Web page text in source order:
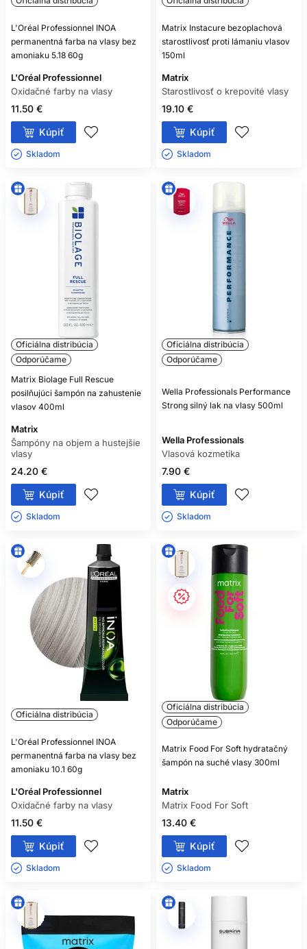
L'Oréal Professionnel INOA
permanentná farba na vlasy bez
amoniaku 5.18 60g
L'Oréal Professionnel
Oxidačné farby na vlasy
11.50 €
Kúpiť
Skladom ㅤ
Matrix Instacure bezoplachová
starostlivosť proti lámaniu vlasov
150ml
Matrix
Starostlivosť o krepovité vlasy
19.10 €
Kúpiť
Skladom ㅤ
Oficiálna distribúcia
Odporúčame
Matrix Biolage Full Rescue
posilňujúci šampón na zahustenie
vlasov 400ml
Matrix
Šampóny na objem a hustejšie
vlasy
24.20 €
Kúpiť
Skladom ㅤ
Oficiálna distribúcia
Odporúčame
Wella Professionals Performance
Strong silný lak na vlasy 500ml
Wella Professionals
Vlasová kozmetika
7.90 €
Kúpiť
Skladom ㅤ
Oficiálna distribúcia
L'Oréal Professionnel INOA
permanentná farba na vlasy bez
amoniaku 10.1 60g
L'Oréal Professionnel
Oxidačné farby na vlasy
11.50 €
Kúpiť
Skladom ㅤ
Oficiálna distribúcia
Odporúčame
Matrix Food For Soft hydratačný
šampón na suché vlasy 300ml
Matrix
Matrix Food For Soft
13.40 €
Kúpiť
Skladom ㅤ